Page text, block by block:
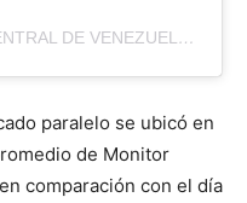
A POST SHARED BY BANCO CENTRAL DE VENEZUELA (@BCV.ORG.VE)
paralelo se ubicó en
de Monitor
comparación con el día